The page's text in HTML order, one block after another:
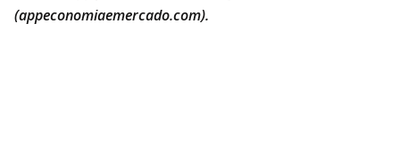
(appeconomiaemercado.com).